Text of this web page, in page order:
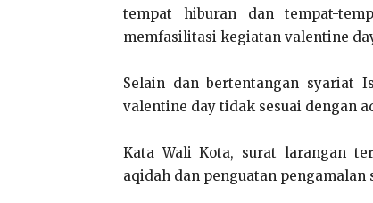
tempat hiburan dan tempat-
memfasilitasi kegiatan valentine
Selain dan bertentangan syariat
valentine day tidak sesuai dengan
Kata Wali Kota, surat larangan
aqidah dan penguatan pengamalan